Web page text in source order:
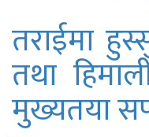
तराईमा
तथा
मुख्यतया